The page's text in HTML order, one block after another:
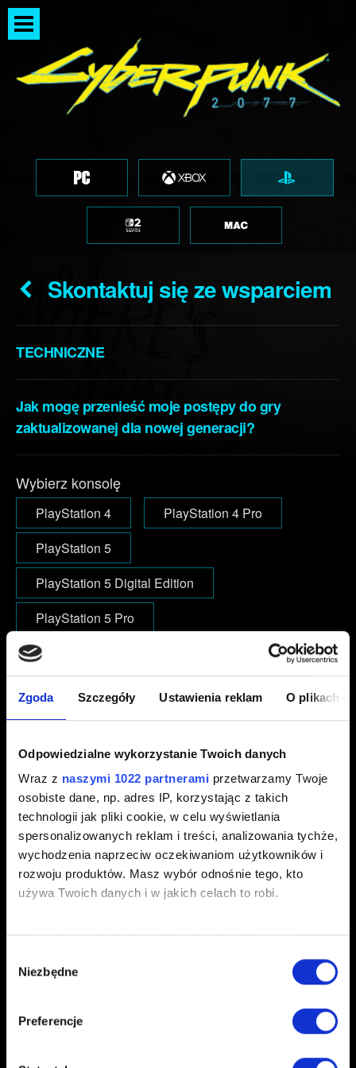
Zgoda Szczegóły Ustawienia reklam O plikach
Odpowiedzialne wykorzystanie Twoich danych
Wraz z naszymi 1022 partnerami przetwarzamy Twoje
osobiste dane, np. adres IP, korzystając z takich
technologii jak pliki cookie, w celu wyświetlania
spersonalizowanych reklam i treści, analizowania tychże,
wychodzenia naprzeciw oczekiwaniom użytkowników i
rozwoju produktów. Masz wybór odnośnie tego, kto
używa Twoich danych i w jakich celach to robi.
geograficznej z dokładnością nawet do kilku metrów
analizując charakteryzującego je zbiory danych
(fingerprinting, czyli wirtualny odcisk palca)
zgody
Niezbędne
Preferencje
Skontaktuj się ze wsparciem
TECHNICZNE
Jak mogę przenieść moje postępy do gry
zaktualizowanej dla nowej generacji?
Wybierz konsolę
PlayStation 4
PlayStation 4 Pro
PlayStation 5
PlayStation 5 Digital Edition
PlayStation 5 Pro
E-mail (uwaga na literówki)
Dodaj plik
Możesz załączyć do zgłoszenia plik np. zrzut ekranu.